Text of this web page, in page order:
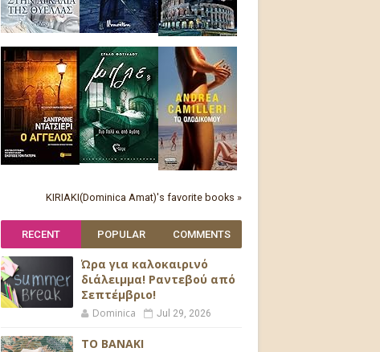
KIRIAKI(Dominica Amat)'s favorite books »
RECENT POPULAR COMMENTS
Ώρα για καλοκαιρινό
διάλειμμα! Ραντεβού από
Σεπτέμβριο!
Dominica Jul 29, 2026
ΤΟ ΒΑΝΑΚΙ